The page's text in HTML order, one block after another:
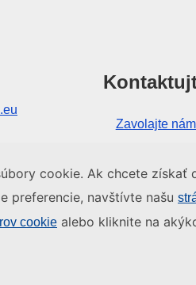
cookie. Ak chcete získať
preferencie, navštívte našu
cookie alebo kliknite na
Zavolajte
Navštívte